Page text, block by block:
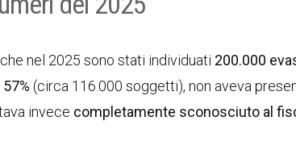
nel 2025 sono stati individuati 200.000
57% (circa 116.000 soggetti), non aveva
invece completamente sconosciuto al